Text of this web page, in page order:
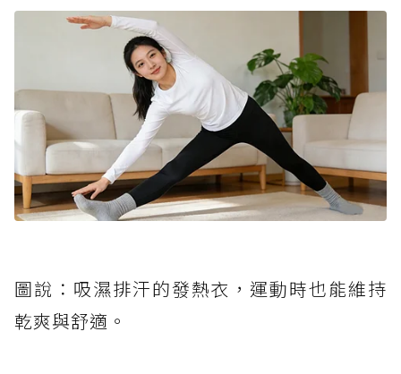
圖說：吸濕排汗的發熱衣，運動時也能維持
乾爽與舒適。